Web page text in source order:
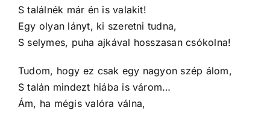
S találnék már én is valakit!
Egy olyan lányt, ki szeretni tudna,
S selymes, puha ajkával hosszasan csókolna!
Tudom, hogy ez csak egy nagyon szép álom,
S talán mindezt hiába is várom…
Ám, ha mégis valóra válna,